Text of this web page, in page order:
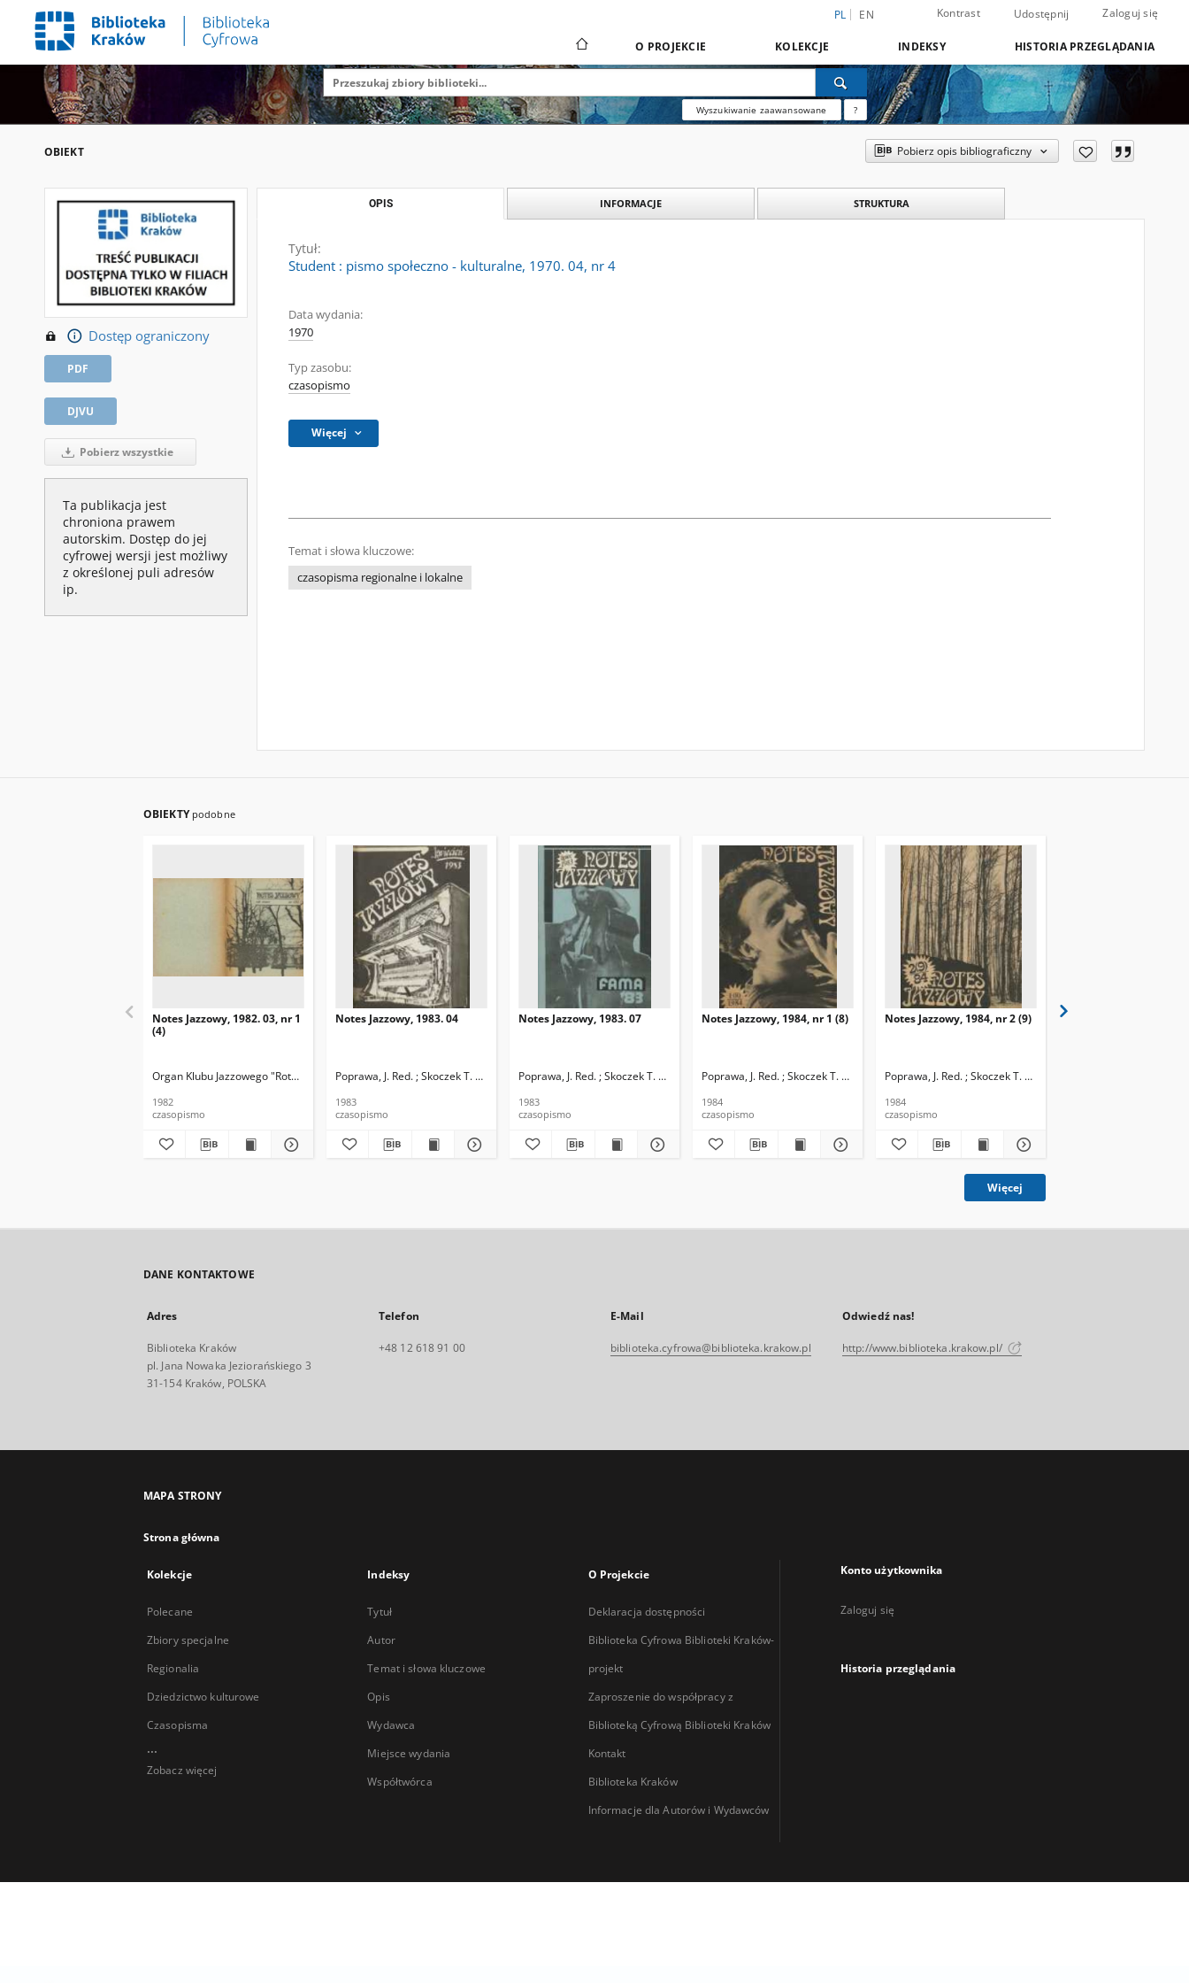
PL EN Kontrast Udostępnij Zaloguj się
O PROJEKCIE KOLEKCJE INDEKSY HISTORIA PRZEGLĄDANIA
Wyszukiwanie zaawansowane ?
OBIEKT Pobierz opis bibliograficzny
Dostęp ograniczony
PDF
DJVU
Pobierz wszystkie
Ta publikacja jest
chroniona prawem
autorskim. Dostęp do jej
cyfrowej wersji jest możliwy
z określonej puli adresów
ip.
OPIS INFORMACJE STRUKTURA
Tytuł:
Student : pismo społeczno - kulturalne, 1970. 04, nr 4
Data wydania:
1970
Typ zasobu:
czasopismo
Więcej
Temat i słowa kluczowe:
czasopisma regionalne i lokalne
OBIEKTY podobne
Notes Jazzowy, 1982. 03, nr 1
(4)
Organ Klubu Jazzowego "Rotunda" Skoczek, T. Red.
1982
czasopismo
Notes Jazzowy, 1983. 04
Poprawa, J. Red. ; Skoczek T. Red.
1983
czasopismo
Notes Jazzowy, 1983. 07
Poprawa, J. Red. ; Skoczek T. Red.
1983
czasopismo
Notes Jazzowy, 1984, nr 1 (8)
Poprawa, J. Red. ; Skoczek T. Red.
1984
czasopismo
Notes Jazzowy, 1984, nr 2 (9)
Poprawa, J. Red. ; Skoczek T. Red.
1984
czasopismo
Więcej
DANE KONTAKTOWE
Adres
Biblioteka Kraków
pl. Jana Nowaka Jeziorańskiego 3
31-154 Kraków, POLSKA
Telefon
+48 12 618 91 00
E-Mail
biblioteka.cyfrowa@biblioteka.krakow.pl
Odwiedź nas!
http://www.biblioteka.krakow.pl/
MAPA STRONY
Strona główna
Kolekcje
Polecane
Zbiory specjalne
Regionalia
Dziedzictwo kulturowe
Czasopisma
...
Zobacz więcej
Indeksy
Tytuł
Autor
Temat i słowa kluczowe
Opis
Wydawca
Miejsce wydania
Współtwórca
O Projekcie
Deklaracja dostępności
Biblioteka Cyfrowa Biblioteki Kraków-
projekt
Zaproszenie do współpracy z
Biblioteką Cyfrową Biblioteki Kraków
Kontakt
Biblioteka Kraków
Informacje dla Autorów i Wydawców
Konto użytkownika
Zaloguj się
Historia przeglądania